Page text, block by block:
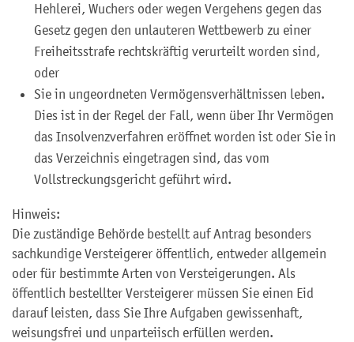
Hehlerei, Wuchers oder wegen Vergehens gegen das
Gesetz gegen den unlauteren Wettbewerb zu einer
Freiheitsstrafe rechtskräftig verurteilt worden sind,
oder
Sie in ungeordneten Vermögensverhältnissen leben.
Dies ist in der Regel der Fall, wenn über Ihr Vermögen
das Insolvenzverfahren eröffnet worden ist oder Sie in
das Verzeichnis eingetragen sind, das vom
Vollstreckungsgericht geführt wird.
Hinweis:
Die zuständige Behörde bestellt auf Antrag besonders
sachkundige Versteigerer öffentlich, entweder allgemein
oder für bestimmte Arten von Versteigerungen. Als
öffentlich bestellter Versteigerer müssen Sie einen Eid
darauf leisten, dass Sie Ihre Aufgaben gewissenhaft,
weisungsfrei und unparteiisch erfüllen werden.